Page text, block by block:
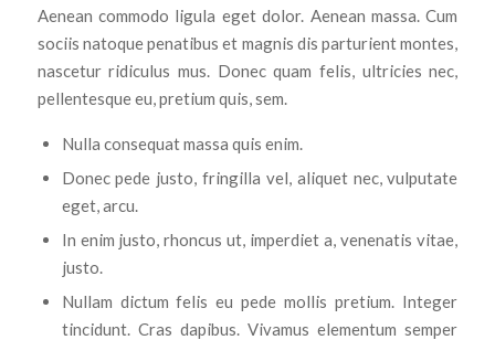
Aenean commodo ligula eget dolor. Aenean massa. Cum
sociis natoque penatibus et magnis dis parturient montes,
nascetur ridiculus mus. Donec quam felis, ultricies nec,
pellentesque eu, pretium quis, sem.
Nulla consequat massa quis enim.
Donec pede justo, fringilla vel, aliquet nec, vulputate
eget, arcu.
In enim justo, rhoncus ut, imperdiet a, venenatis vitae,
justo.
Nullam dictum felis eu pede mollis pretium. Integer
tincidunt. Cras dapibus. Vivamus elementum semper